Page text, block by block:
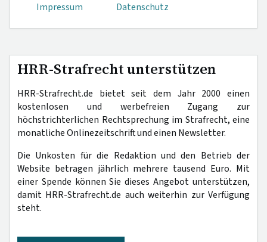
Impressum
Datenschutz
HRR-Strafrecht unterstützen
HRR-Strafrecht.de bietet seit dem Jahr 2000 einen
kostenlosen und werbefreien Zugang zur
höchstrichterlichen Rechtsprechung im Strafrecht, eine
monatliche Onlinezeitschrift und einen Newsletter.
Die Unkosten für die Redaktion und den Betrieb der
Website betragen jährlich mehrere tausend Euro. Mit
einer Spende können Sie dieses Angebot unterstützen,
damit HRR-Strafrecht.de auch weiterhin zur Verfügung
steht.